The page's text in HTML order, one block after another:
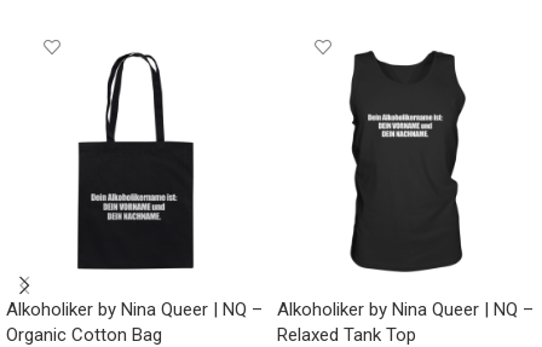
Alkoholiker by Nina Queer | NQ –
Organic Cotton Bag
Alkoholiker by Nina Queer | NQ –
Relaxed Tank Top